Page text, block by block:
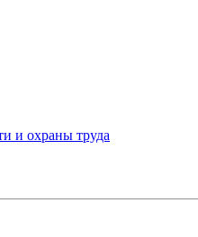
и охраны труда